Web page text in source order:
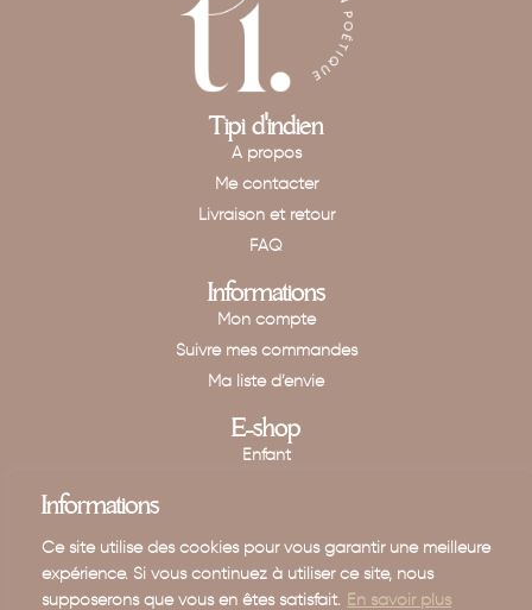
Informations
Ce site utilise des cookies pour vous garantir une meilleure
expérience. Si vous continuez à utiliser ce site, nous
supposerons que vous en êtes satisfait. En savoir plus
Tipi d'indien
A propos
Me contacter
Livraison et retour
FAQ
Informations
Mon compte
Suivre mes commandes
Ma liste d’envie
E-shop
Enfant
Carte cadeau